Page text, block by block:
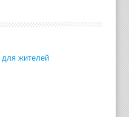
для жителей